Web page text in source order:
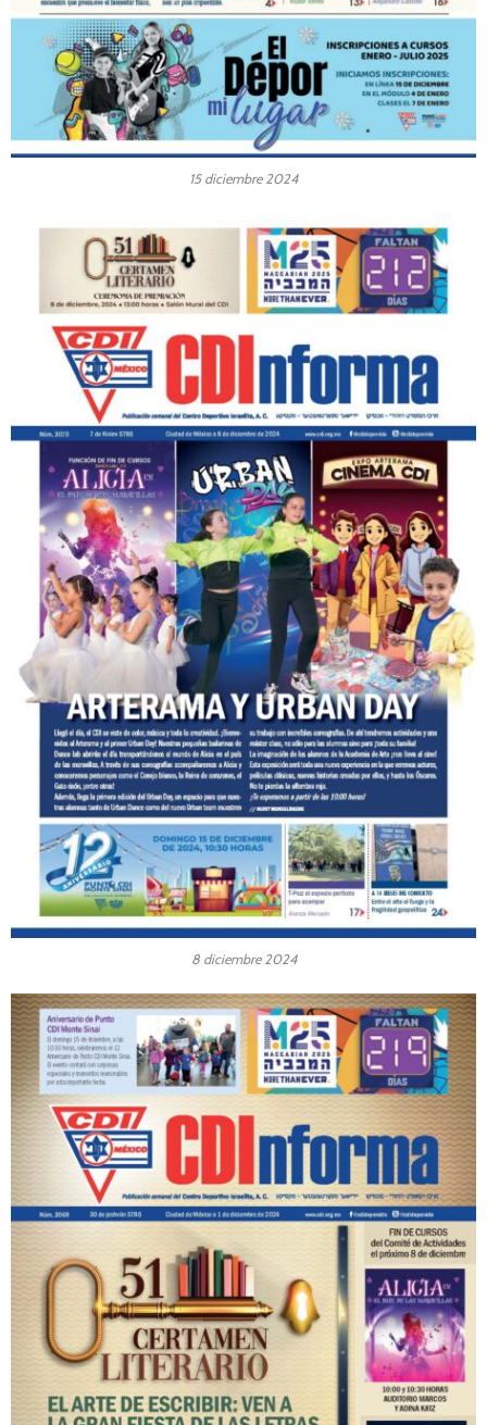
15 diciembre 2024
8 diciembre 2024